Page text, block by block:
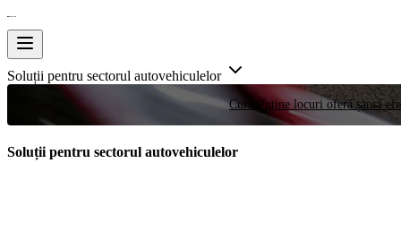
Soluții pentru sectorul autovehiculelor
Curse Puține locuri oferă șansa
Soluții pentru sectorul autovehiculelor